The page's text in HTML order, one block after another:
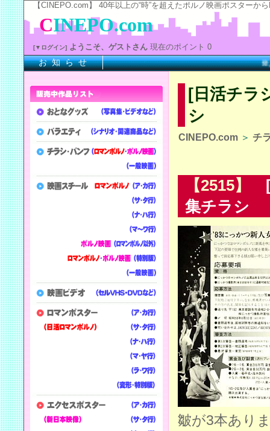
【CINEPO.com】 40年以上の“時”を超えたポルノ映画ポスター
[日活チラ
シ
CINEPO.com ＞ チ
【2515】
[
集チラシ
皺が3本あり
※上記
CINEPO.com
[▼ログイン] ようこそ、ゲストさん 現在のポイント 0
お 知 ら せ